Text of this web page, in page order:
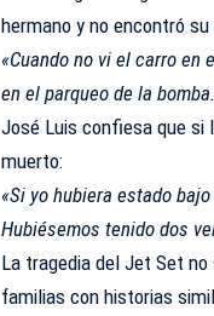
hermano y no encontró
«Cuando no vi el carro en
en el parqueo de la
José Luis confiesa que si
muerto:
«Si yo hubiera estado
Hubiésemos tenido dos
La tragedia del Jet Set
familias con historias